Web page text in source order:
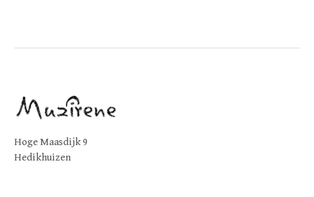
Hoge Maasdijk 9
Hedikhuizen